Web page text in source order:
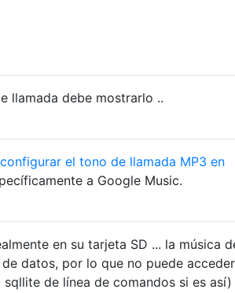
llamada debe mostrarlo ..
el tono de llamada MP3 en
a Google Music.
en su tarjeta SD ... la música
datos, por lo que no puede
de línea de comandos si es así)